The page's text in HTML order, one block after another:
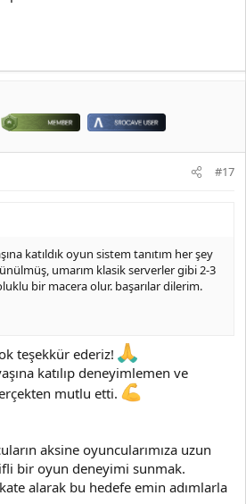
#17
katıldık oyun sistem tanıtım her şey
umarım klasik serverler gibi 2-3
bir macera olur. başarılar dilerim.
teşekkür ederiz!
katılıp deneyimlemen ve
mutlu etti.
aksine oyuncularımıza uzun
bir oyun deneyimi sunmak.
alarak bu hedefe emin adımlarla